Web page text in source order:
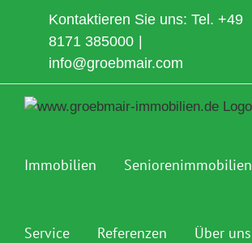
springen
Kontaktieren Sie uns: Tel. +49
8171 385000 |
info@groebmair.com
Immobilien Seniorenimmobilien
Service Referenzen Über uns